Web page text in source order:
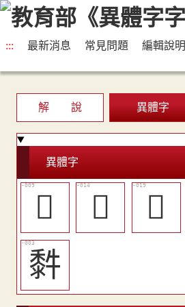
::: 最新消息 常見問題 編輯說明
解 說 異體字
異體字
󳤧 󳤩 󳤫
䵓